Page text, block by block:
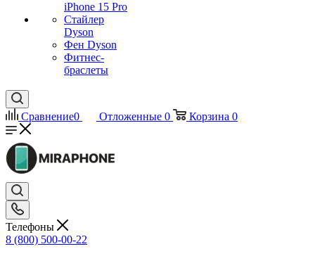
iPhone 15 Pro
Стайлер
Dyson
Фен Dyson
Фитнес-
браслеты
Сравнение0 Отложенные 0 Корзина 0
Телефоны
8 (800) 500-00-22